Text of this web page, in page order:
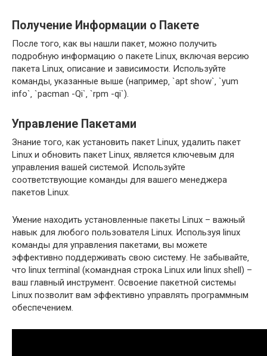
Получение Информации о Пакете
После того‚ как вы нашли пакет‚ можно получить
подробную информацию о пакете Linux‚ включая версию
пакета Linux‚ описание и зависимости. Используйте
команды‚ указанные выше (например‚ `apt show`‚ `yum
info`‚ `pacman -Qi`‚ `rpm -qi`).
Управление Пакетами
Знание того‚ как установить пакет Linux‚ удалить пакет
Linux и обновить пакет Linux‚ является ключевым для
управления вашей системой. Используйте
соответствующие команды для вашего менеджера
пакетов Linux.
Умение находить установленные пакеты Linux – важный
навык для любого пользователя Linux. Используя linux
команды для управления пакетами‚ вы можете
эффективно поддерживать свою систему. Не забывайте‚
что linux terminal (командная строка Linux или linux shell) –
ваш главный инструмент. Освоение пакетной системы
Linux позволит вам эффективно управлять программным
обеспечением.